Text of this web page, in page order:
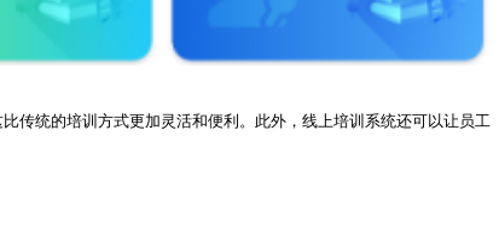
传统的培训方式更加灵活和便利。此外，线上培训系统还可以让员工